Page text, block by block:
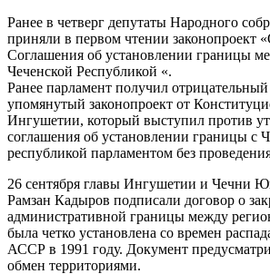
Ранее в четверг депутаты Народного
приняли в первом чтении законопроект
Соглашения об установлении границы
Чеченской Республикой «.
Ранее парламент получил
упомянутый законопроект от
Ингушетии, который выступил против
соглашения об установлении границы с
республикой парламентом без
26 сентября главы Ингушетии и Чечни
Рамзан Кадыров подписали договор о
административной границы между
была четко установлена со времен
АССР в 1991 году. Документ
обмен территориями.